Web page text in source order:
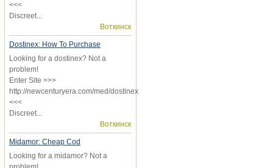
<<<
Discreet...
Воткинск
Dostinex: How To Purchase
Looking for a dostinex? Not a
problem!
Enter Site >>>
http://newcenturyera.com/med/dostinex
<<<
Discreet...
Воткинск
Midamor: Cheap Cod
Looking for a midamor? Not a